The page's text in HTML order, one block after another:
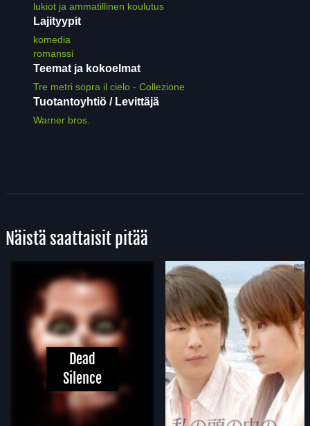
lukiot ja ammatillinen koulutus
Lajityypit
komedia
romanssi
Teemat ja kokoelmat
Tre metri sopra il cielo - Collezione
Tuotantoyhtiö / Levittäjä
Warner bros.
Näistä saattaisit pitää
Dead
Silence